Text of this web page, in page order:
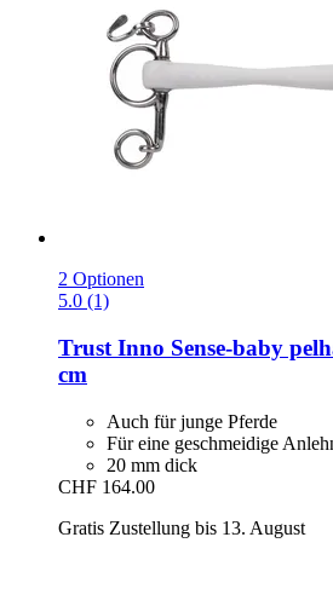
2 Optionen
5.0 (1)
Trust Inno Sense-​baby
cm
Auch für junge Pferde
Für eine geschmeidige
20 mm dick
CHF 164.00
Gratis Zustellung bis 13. August